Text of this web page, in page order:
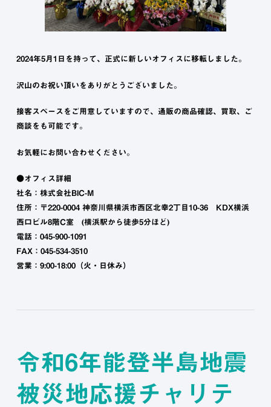
2024年5月1日を持って、正式に新しいオフィスに移転しました。
沢山のお祝い頂いをありがとうございました。
接客スペースをご用意していますので、通販の商品確認、買取、ご
商談をも可能です。
お気軽にお問い合わせください。
●オフィス詳細
社名：株式会社BIC-M
住所：〒220-0004 神奈川県横浜市西区北幸2丁目10-36 KDX横浜
西口ビル8階C室 (横浜駅から徒歩5分ほど)
電話：045-900-1091
FAX：045-534-3510
営業：9:00-18:00（火・日休み）
令和6年能登半島地震
被災地応援チャリテ